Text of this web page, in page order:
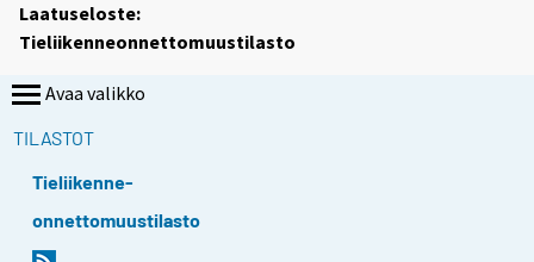
Laatuseloste:
Tieliikenneonnettomuustilasto
Avaa valikko
TILASTOT
Tieliikenne-
onnettomuustilasto